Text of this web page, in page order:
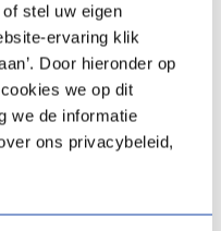
of stel uw eigen
ervaring klik
Door hieronder op
we op dit
we de informatie
ons privacybeleid,